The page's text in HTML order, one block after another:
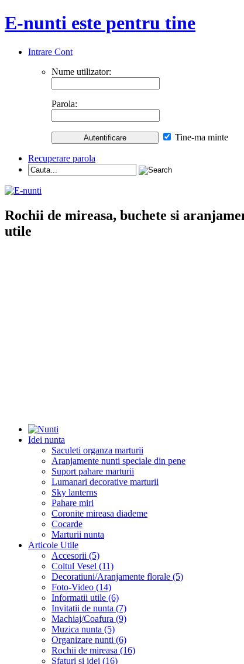
E-nunti este pentru tine
Intrare Cont
Nume utilizator:
Parola:
Tine-ma minte
Recuperare parola
Rochii de mireasa, buchete si
utile
Idei nunta
Saculeti organza marturii
Aranjamente nunti speciale din pene
Suport pahare marturii
Lumanari decorative marturii
Sky lanterns
Pahare miri
Coronite mireasa diademe
Cocarde
Marturii nunta
Articole Utile
Accesorii (5)
Coltul Vesel (11)
Decoratiuni/Aranjamente florale (5)
Foto-Video (14)
Informatii utile (6)
Invitatii de nunta (7)
Machiaj/Coafura (9)
Muzica nunta (5)
Organizare nunti (6)
Rochii de mireasa (16)
Sfaturi si idei (16)